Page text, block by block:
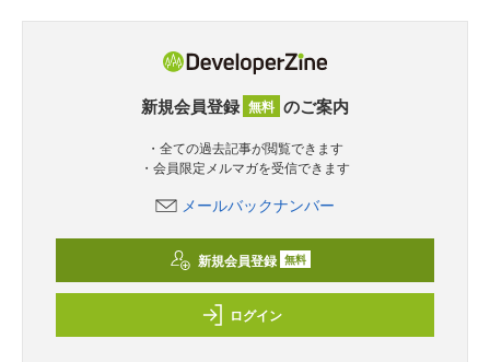
新規会員登録 無料 のご案内
・全ての過去記事が閲覧できます
・会員限定メルマガを受信できます
メールバックナンバー
新規会員登録 無料
ログイン